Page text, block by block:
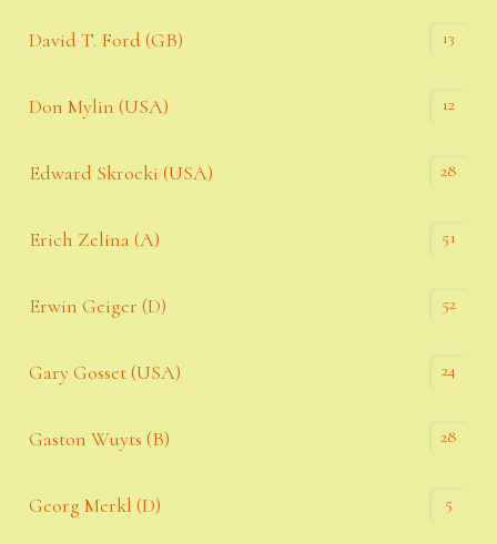
David T. Ford (GB) 13
Don Mylin (USA) 12
Edward Skrocki (USA) 28
Erich Zelina (A) 51
Erwin Geiger (D) 52
Gary Gosset (USA) 24
Gaston Wuyts (B) 28
Georg Merkl (D) 5